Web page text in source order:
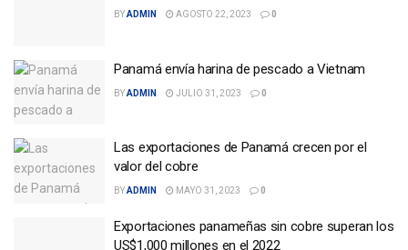
BYADMIN AGOSTO 22, 2023 0
Panamá envía harina de pescado a Vietnam
BYADMIN JULIO 31, 2023 0
Las exportaciones de Panamá crecen por el
valor del cobre
BYADMIN MAYO 31, 2023 0
Exportaciones panameñas sin cobre superan los
US$1,000 millones en el 2022